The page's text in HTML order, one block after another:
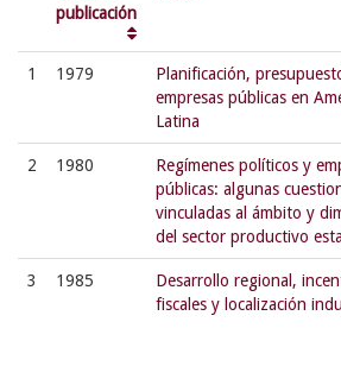
publicación
1 1979
Planificación,
empresas públicas en
Latina
2 1980
Regímenes políticos y
públicas: algunas
vinculadas al ámbito y
del sector productivo
3 1985
Desarrollo regional,
fiscales y localización